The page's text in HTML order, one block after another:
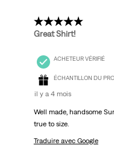
5 étoile(s) sur 5.
Great Shirt!
ACHETEUR VÉRIFIÉ
ÉCHANTILLON DU
il y a 4 mois
Well made, handsome
true to size.
Traduire avec Google